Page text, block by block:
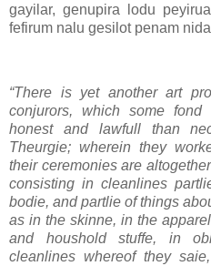
gayilar, genupira lodu
fefirum nalu gesilot penam
“There is yet another art
conjurors, which some
honest and lawfull than
Theurgie; wherein they
their ceremonies are
consisting in cleanlines
bodie, and partlie of things
as in the skinne, in the
and houshold stuffe, in
cleanlines whereof they